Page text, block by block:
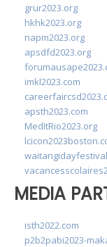
grur2023.org
hkhk2023.org
napm2023.org
apsdfd2023.org
imkl2023.com
apsth2023.com
MedItRio2023.org
MEDIA
isth2022.com
p2b2pabi2023-